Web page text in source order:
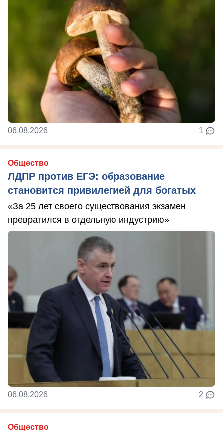
06.08.2026 1
Общество
ЛДПР против ЕГЭ: образование
становится привилегией для богатых
«За 25 лет своего существования экзамен
превратился в отдельную индустрию»
06.08.2026 2
Общество